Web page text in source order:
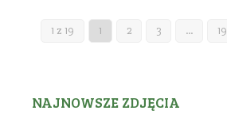
1 z 19 1 2 3 … 19
NAJNOWSZE ZDJĘCIA